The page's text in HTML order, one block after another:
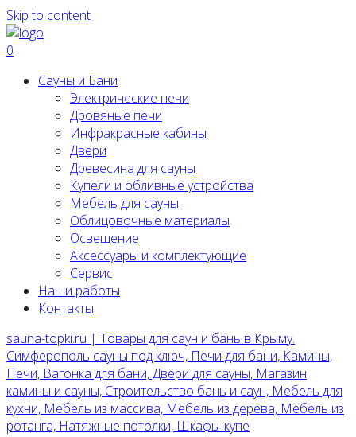
Skip to content
0
Сауны и Бани
Электрические печи
Дровяные печи
Инфракрасные кабины
Двери
Древесина для сауны
Купели и обливные устройства
Мебель для сауны
Облицовочные материалы
Освещение
Аксессуары и комплектующие
Сервис
Наши работы
Контакты
sauna-topki.ru | Товары для саун и бань в Крыму.
Симферополь сауны под ключ, Печи для бани, Камины,
Печи, Вагонка для бани, Двери для сауны, Магазин
камины и сауны, Строительство бань и саун, Мебель для
кухни, Мебель из массива, Мебель из дерева, Мебель из
ротанга, Натяжные потолки, Шкафы-купе